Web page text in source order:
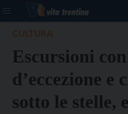
Escursioni
d’eccezione e
sotto le stelle,